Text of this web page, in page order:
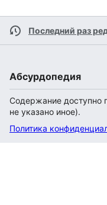
Последний раз
Абсурдопедия
Содержание доступно
не указано иное).
Политика